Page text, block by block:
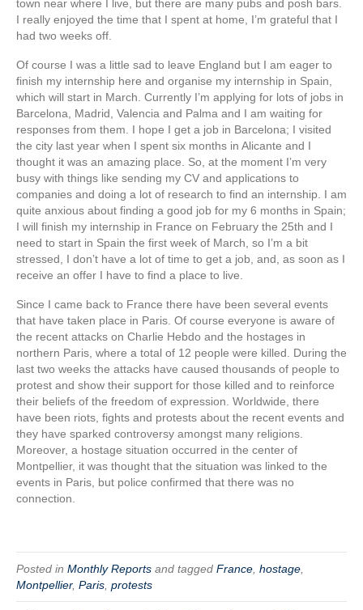
town near where I live, but there are many pubs and posh bars.
I really enjoyed the time that I spent at home, I’m grateful that I
had two weeks off.
Of course I was a little sad to leave England but I am eager to
finish my internship here and organise my internship in Spain,
which will start in March. Currently I’m applying for lots of jobs in
Barcelona, Madrid, Valencia and Palma and I am waiting for
responses from them. I hope I get a job in Barcelona; I visited
the city last year when I spent six months in Alicante and I
thought it was an amazing place. So, at the moment I’m very
busy with things like sending my CV and applications to
companies and doing a lot of research to find an internship. I am
quite anxious about finding a good job for my 6 months in Spain;
I will finish my internship in France on February the 25th and I
need to start in Spain the first week of March, so I’m a bit
stressed, I don’t have a lot of time to get a job, and, as soon as I
receive an offer I have to find a place to live.
Since I came back to France there have been several events
that have taken place in Paris. Of course everyone is aware of
the recent attacks on Charlie Hebdo and the hostages in
northern Paris, where a total of 12 people were killed. During the
last two weeks the attacks have caused thousands of people to
protest and show their support for those killed and to reinforce
their beliefs of the freedom of expression. Worldwide, there
have been riots, fights and protests about the recent events and
they have sparked controversy amongst many religions.
Moreover, a hostage situation occurred in the center of
Montpellier, it was thought that the situation was linked to the
events in Paris, but police confirmed that there was no
connection.
Posted in Monthly Reports and tagged France hostage
Montpellier, Paris protests